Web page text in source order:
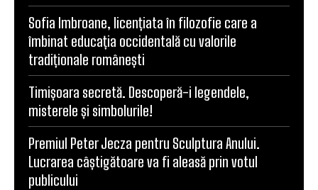
Sofia Imbroane, licențiata în filozofie care a
îmbinat educația occidentală cu valorile
tradiționale românești
Timișoara secretă. Descoperă-i legendele,
misterele și simbolurile!
Premiul Peter Jecza pentru Sculptura Anului.
Lucrarea câștigătoare va fi aleasă prin votul
publicului